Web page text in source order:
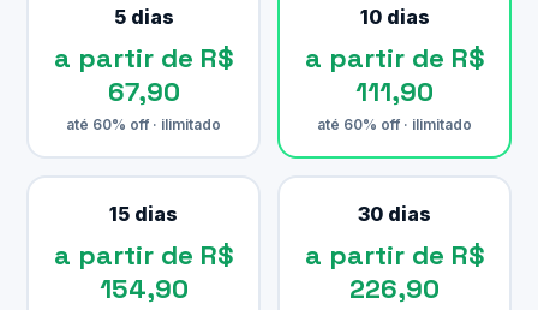
5 dias
a partir de R$
67,90
até 60% off · ilimitado
10 dias
a partir de R$
111,90
até 60% off · ilimitado
15 dias
a partir de R$
154,90
30 dias
a partir de R$
226,90